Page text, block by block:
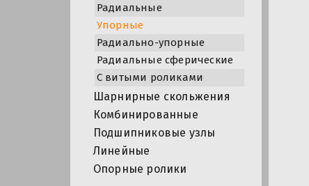
Радиальные
Упорные
Радиально-упорные
Радиальные сферические
С витыми роликами
Шарнирные скольжения
Комбинированные
Подшипниковые узлы
Линейные
Опорные ролики